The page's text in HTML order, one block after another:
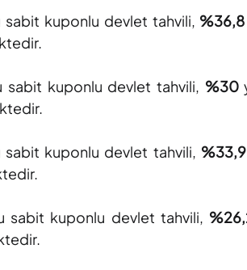
sabit kuponlu devlet tahvili, %36,8
sabit kuponlu devlet tahvili, %30
kuponlu devlet tahvili, %33,9
sabit kuponlu devlet tahvili,